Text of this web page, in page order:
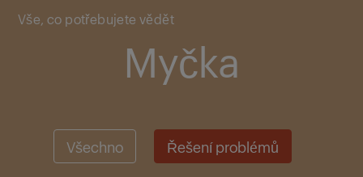
Vše, co potřebujete vědět
Myčka
Všechno Řešení problémů